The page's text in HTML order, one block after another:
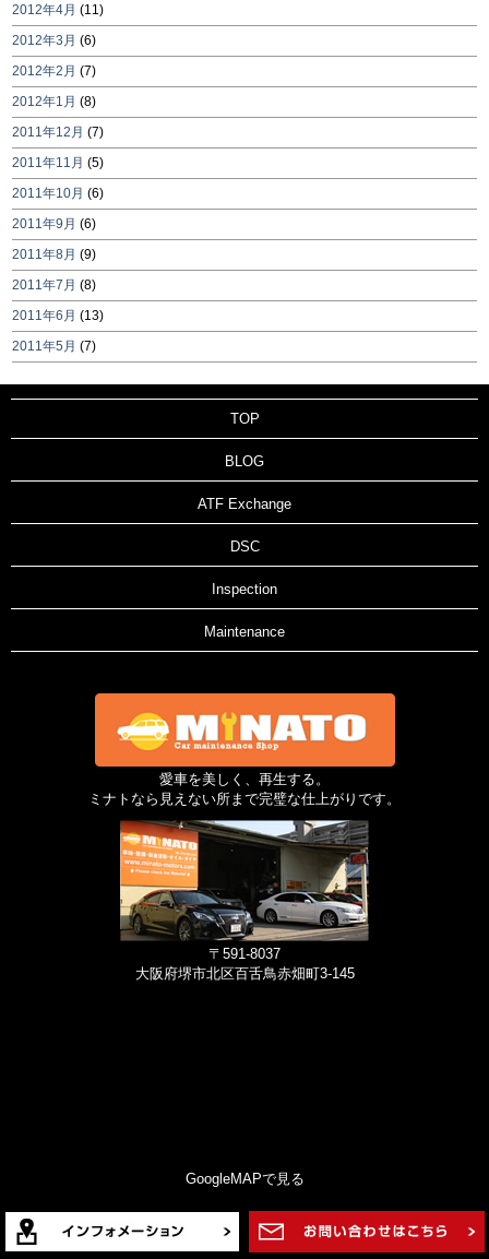
2012年4月 (11)
2012年3月 (6)
2012年2月 (7)
2012年1月 (8)
2011年12月 (7)
2011年11月 (5)
2011年10月 (6)
2011年9月 (6)
2011年8月 (9)
2011年7月 (8)
2011年6月 (13)
2011年5月 (7)
TOP
BLOG
ATF Exchange
DSC
Inspection
Maintenance
愛車を美しく、再生する。
ミナトなら見えない所まで完璧な仕上がりです。
〒591-8037
大阪府堺市北区百舌鳥赤畑町3-145
GoogleMAPで見る